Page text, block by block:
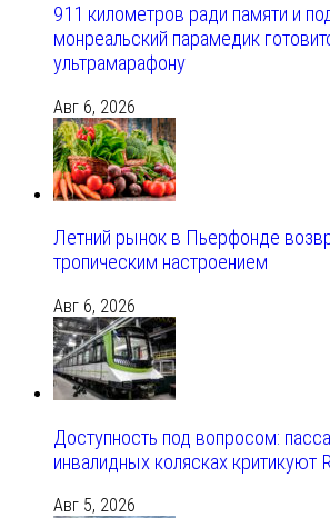
911 километров ради памяти и
монреальский парамедик
ультрамарафону
Авг 6, 2026
Летний рынок в Пьерфонде
тропическим настроением
Авг 6, 2026
Доступность под вопросом:
инвалидных колясках критикуют
Авг 5, 2026